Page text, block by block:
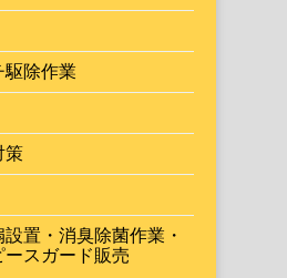
駆除作業
策
置・消臭除菌作業・
スガード販売